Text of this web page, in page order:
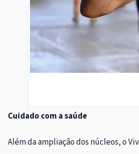
Cuidado com a saúde
Além da ampliação dos núcleos, o